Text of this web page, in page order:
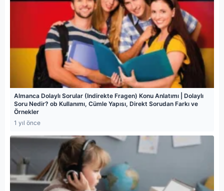
Almanca Dolaylı Sorular (Indirekte Fragen) Konu Anlatımı | Dolaylı
Soru Nedir? ob Kullanımı, Cümle Yapısı, Direkt Sorudan Farkı ve
Örnekler
1 yıl önce